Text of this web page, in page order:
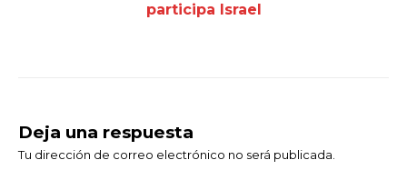
participa Israel
Deja una respuesta
Tu dirección de correo electrónico no será publicada.